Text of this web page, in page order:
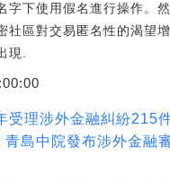
字下使用假名進行操作。
社區對交易匿名性的渴望
現.
受理涉外金融糾紛215
島中院發布涉外金融